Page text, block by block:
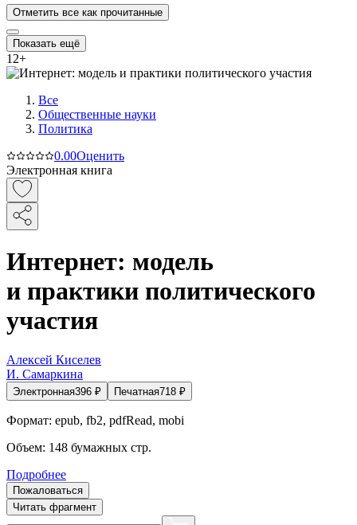
Отметить все как прочитанные
Показать ещё
12+
Все
Общественные науки
Политика
0.00Оценить
Электронная книга
Интернет: модель
и практики политического
участия
Алексей Киселев
И. Самаркина
Электронная396 ₽ Печатная718 ₽
Формат: epub, fb2, pdfRead, mobi
Объем: 148 бумажных стр.
Подробнее
Пожаловаться
Читать фрагмент